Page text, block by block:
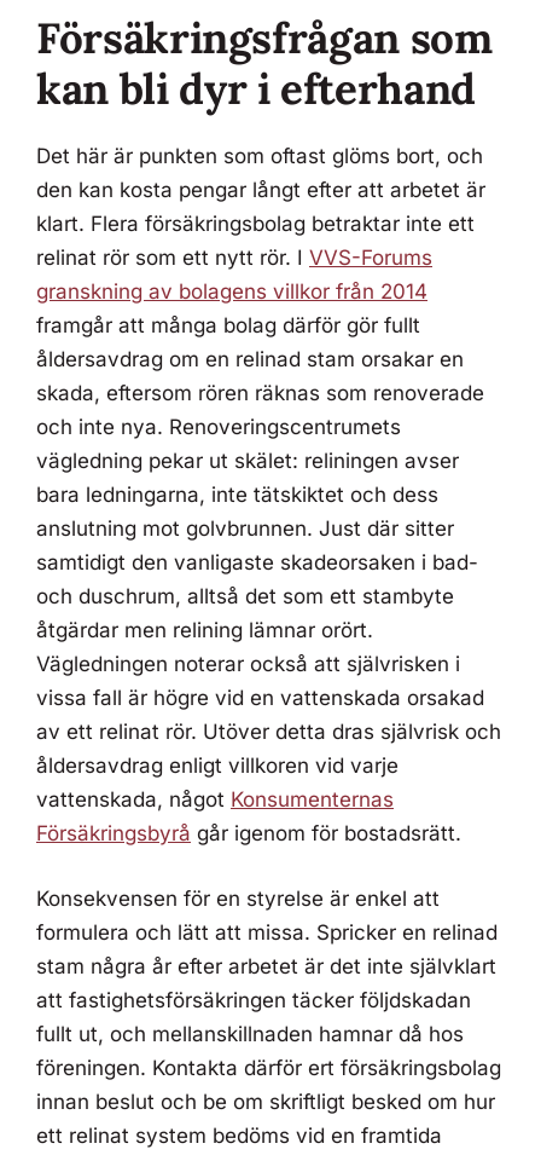
Försäkringsfrågan som
kan bli dyr i efterhand
Det här är punkten som oftast glöms bort, och
den kan kosta pengar långt efter att arbetet är
klart. Flera försäkringsbolag betraktar inte ett
relinat rör som ett nytt rör. I VVS-Forums
granskning av bolagens villkor från 2014
framgår att många bolag därför gör fullt
åldersavdrag om en relinad stam orsakar en
skada, eftersom rören räknas som renoverade
och inte nya. Renoveringscentrumets
vägledning pekar ut skälet: reliningen avser
bara ledningarna, inte tätskiktet och dess
anslutning mot golvbrunnen. Just där sitter
samtidigt den vanligaste skadeorsaken i bad-
och duschrum, alltså det som ett stambyte
åtgärdar men relining lämnar orört.
Vägledningen noterar också att självrisken i
vissa fall är högre vid en vattenskada orsakad
av ett relinat rör. Utöver detta dras självrisk och
åldersavdrag enligt villkoren vid varje
vattenskada, något Konsumenternas
Försäkringsbyrå går igenom för bostadsrätt.
Konsekvensen för en styrelse är enkel att
formulera och lätt att missa. Spricker en relinad
stam några år efter arbetet är det inte självklart
att fastighetsförsäkringen täcker följdskadan
fullt ut, och mellanskillnaden hamnar då hos
föreningen. Kontakta därför ert försäkringsbolag
innan beslut och be om skriftligt besked om hur
ett relinat system bedöms vid en framtida